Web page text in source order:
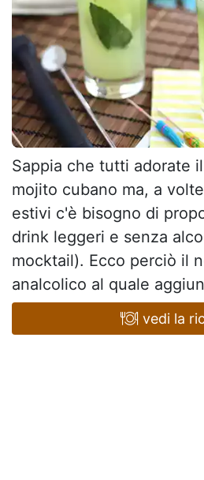
Sappia che tutti adorate
mojito cubano ma, a
estivi c'è bisogno di
drink leggeri e senza
mocktail). Ecco perciò il
analcolico al quale
vedi la